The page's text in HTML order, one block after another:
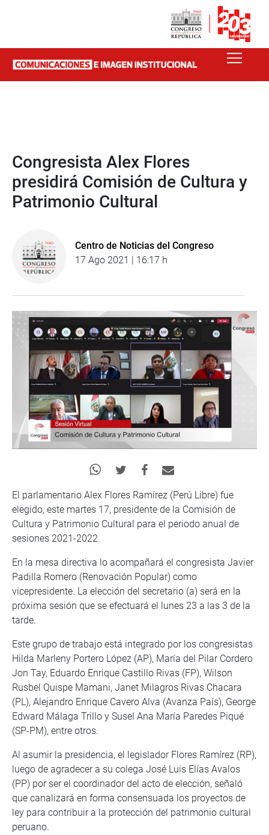
Congresista Alex Flores
presidirá Comisión de Cultura y
Patrimonio Cultural
Centro de Noticias del Congreso
17 Ago 2021 | 16:17 h
El parlamentario Alex Flores Ramírez (Perú Libre) fue
elegido, este martes 17, presidente de la Comisión de
Cultura y Patrimonio Cultural para el periodo anual de
sesiones 2021-2022.
En la mesa directiva lo acompañará el congresista Javier
Padilla Romero (Renovación Popular) como
vicepresidente. La elección del secretario (a) será en la
próxima sesión que se efectuará el lunes 23 a las 3 de la
tarde.
Este grupo de trabajo está integrado por los congresistas
Hilda Marleny Portero López (AP), María del Pilar Cordero
Jon Tay, Eduardo Enrique Castillo Rivas (FP), Wilson
Rusbel Quispe Mamani, Janet Milagros Rivas Chacara
(PL), Alejandro Enrique Cavero Alva (Avanza País), George
Edward Málaga Trillo y Susel Ana María Paredes Piqué
(SP-PM), entre otros.
Al asumir la presidencia, el legislador Flores Ramírez (RP),
luego de agradecer a su colega José Luis Elías Avalos
(PP) por ser el coordinador del acto de elección, señaló
que canalizará en forma consensuada los proyectos de
ley para contribuir a la protección del patrimonio cultural
peruano.